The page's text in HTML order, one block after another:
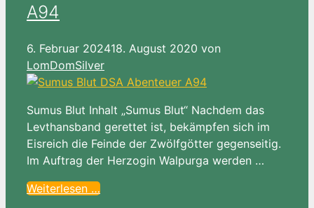
A94
6. Februar 202418. August 2020 von
LomDomSilver
Sumus Blut Inhalt „Sumus Blut“ Nachdem das
Levthansband gerettet ist, bekämpfen sich im
Eisreich die Feinde der Zwölfgötter gegenseitig.
Im Auftrag der Herzogin Walpurga werden …
Weiterlesen …